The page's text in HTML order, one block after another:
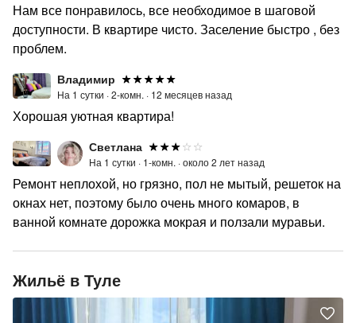
Нам все понравилось, все необходимое в шаговой
доступности. В квартире чисто. Заселение быстро , без
проблем.
Владимир
На 1 сутки ·2-комн. · 12 месяцев назад
Хорошая уютная квартира!
Светлана
На 1 сутки · 1-комн. ·около 2 лет назад
Ремонт неплохой, но грязно, пол не мытый, решеток на
окнах нет, поэтому было очень много комаров, в
ванной комнате дорожка мокрая и ползали муравьи.
Жильё в Туле